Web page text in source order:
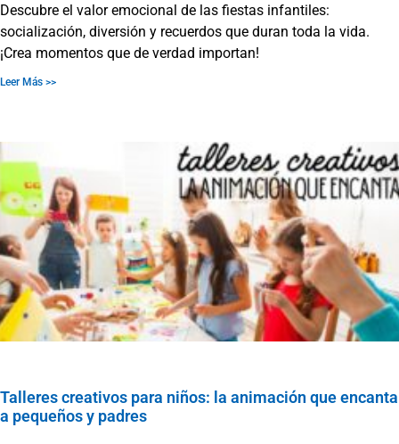
Descubre el valor emocional de las fiestas infantiles:
socialización, diversión y recuerdos que duran toda la vida.
¡Crea momentos que de verdad importan!
Leer Más >>
Talleres creativos para niños: la animación que encanta
a pequeños y padres